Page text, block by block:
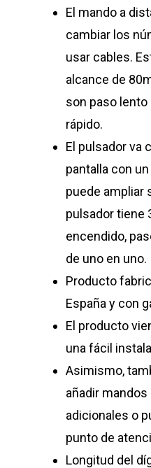
El mando a
cambiar los
usar cables.
alcance de
son paso lento
rápido.
El pulsador va
pantalla con
puede ampliar
pulsador tiene
encendido,
de uno en uno.
Producto
España y con
El producto
una fácil
Asimismo,
añadir
adicionales o
punto de
Longitud del